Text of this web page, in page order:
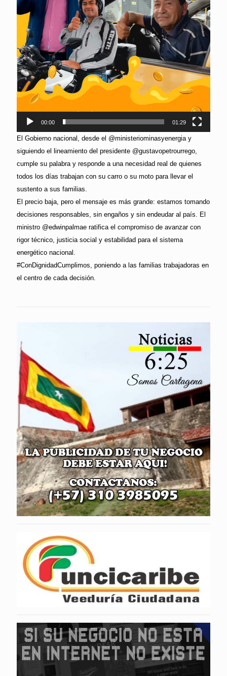
00:00 01:29
El Gobierno nacional, desde el @ministeriominasyenergia y
siguiendo el lineamiento del presidente @gustavopetrourrego,
cumple su palabra y responde a una necesidad real de quienes
todos los días trabajan con su carro o su moto para llevar el
sustento a sus familias.
El precio baja, pero el mensaje es más grande: estamos tomando
decisiones responsables, sin engaños y sin endeudar al país. El
ministro @edwinpalmae ratifica el compromiso de avanzar con
rigor técnico, justicia social y estabilidad para el sistema
energético nacional.
#ConDignidadCumplimos, poniendo a las familias trabajadoras en
el centro de cada decisión.